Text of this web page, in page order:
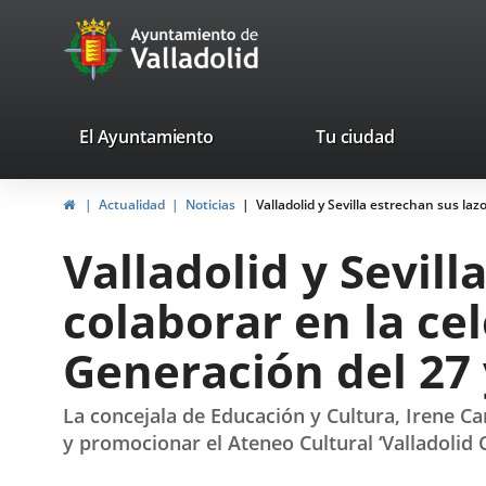
Portal
Web
Ayuntamiento
de
valladolid.es
El Ayuntamiento Tu ciudad
HomeActualidad Noticias Valladolid y Sevilla estrechan sus
Valladolid y
colaborar en la
Generación del
La concejala de Educación y Cultura, Irene
y promocionar el Ateneo Cultural ‘Valladolid